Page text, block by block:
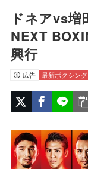
ドネアvs
NEXT
興行
広告 最新ボクシン